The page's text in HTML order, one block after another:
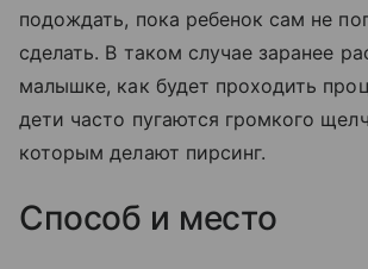
подождать, пока ребенок сам не
сделать. В таком случае заранее
малышке, как будет проходить
дети часто пугаются громкого
которым делают пирсинг.
Способ и место